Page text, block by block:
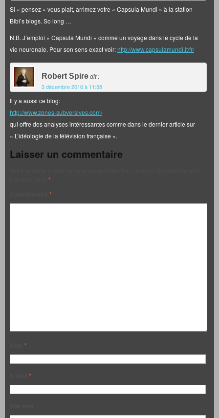
Si « pensez » vous plait, arrimez votre « Capsula Mundi » à la station
Bibi’s blogs. So long …
N.B. J’emploi « Capsula Mundi » comme un voyage dans le cycle de la
vie neuronale. Pour son sens exact voir:http://www.capsulamundi.it/fr/
Robert Spiredit :
3 décembre 2016 à 11:58
Il y a aussi ce blog:
http://www.zones-subversives.com/
qui offre des analyses intéressantes comme dans le dernier article sur
« L’idéologie de la télévision française ».
Laisser un commentaire
*
*
*
*